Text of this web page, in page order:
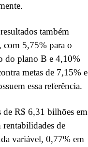
também
com 5,75% para o
do plano B e 4,10%
metas de 7,15% e
essa referência.
de R$ 6,31 bilhões em
de
variável, 0,77% em